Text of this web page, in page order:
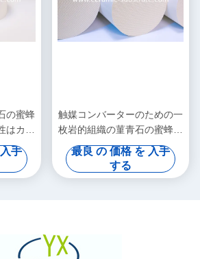
の蜜蜂
カス
手
触媒コンバーターのための一
枚岩的組織の菫青石の蜜蜂の
巣の陶磁器の多孔性
最良 の 価格 を 入手
する